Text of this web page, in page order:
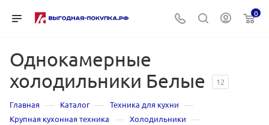
0
Однокамерные
холодильники Белые
12
Главная — Каталог — Техника для кухни —
Крупная кухонная техника — Холодильники —